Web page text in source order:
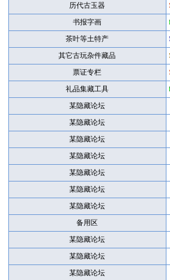
历代古玉器
书报字画
茶叶等土特产
其它古玩杂件藏品
票证专栏
礼品集藏工具
某隐藏论坛
某隐藏论坛
某隐藏论坛
某隐藏论坛
某隐藏论坛
某隐藏论坛
某隐藏论坛
备用区
某隐藏论坛
某隐藏论坛
某隐藏论坛